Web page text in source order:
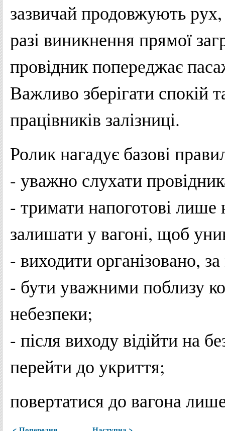
зазвичай продовжують
разі виникнення прямої
провідник попереджає
Важливо зберігати спокій
працівників залізниці.
Ролик нагадує базові
- уважно слухати
- тримати напоготові лише
залишати у вагоні, щоб
- виходити організовано,
- бути уважними поблизу
небезпеки;
- після виходу відійти на
перейти до укриття;
повертатися до вагона